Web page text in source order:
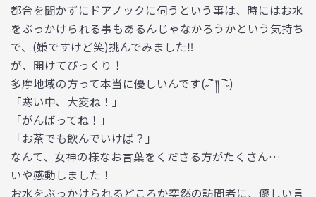
都合を聞かずにドアノックに伺うという事は、時にはお水
をぶっかけられる事もあるんじゃなかろうかという気持ち
で、(嫌ですけど笑)挑んでみました‼︎
が、開けてびっくり！
多摩地域の方って本当に優しいんです(˶‾᷄ །། ‾᷅˵)
「寒い中、大変ね！」
「がんばってね！」
「お茶でも飲んでいけば？」
なんて、女神の様なお言葉をくださる方がたくさん…
いや感動しました！
お水をぶっかけられるどころか突然の訪問者に、優しい言